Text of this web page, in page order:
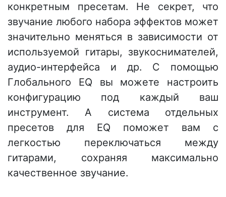
конкретным пресетам. Не секрет, что
звучание любого набора эффектов может
значительно меняться в зависимости от
используемой гитары, звукоснимателей,
аудио-интерфейса и др. С помощью
Глобального EQ вы можете настроить
конфигурацию под каждый ваш
инструмент. А система отдельных
пресетов для EQ поможет вам с
легкостью переключаться между
гитарами, сохраняя максимально
качественное звучание.